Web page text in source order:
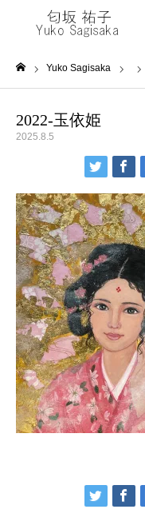
Yuko Sagisaka
2022-玉依姫
2025.8.5